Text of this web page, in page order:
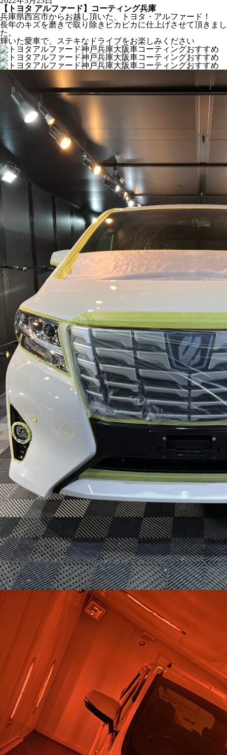
【トヨタ アルファード】コーティング兵庫
兵庫県西宮市からお越し頂いた、トヨタ・アルファード！
長年のキズを磨きで取り除きピカピカに仕上げさせて頂きまし
た。
輝いた愛車で、ステキなドライブをお楽しみください